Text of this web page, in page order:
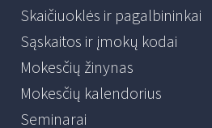
Skaičiuoklės ir pagalbininkai
Sąskaitos ir įmokų kodai
Mokesčių žinynas
Mokesčių kalendorius
Seminarai